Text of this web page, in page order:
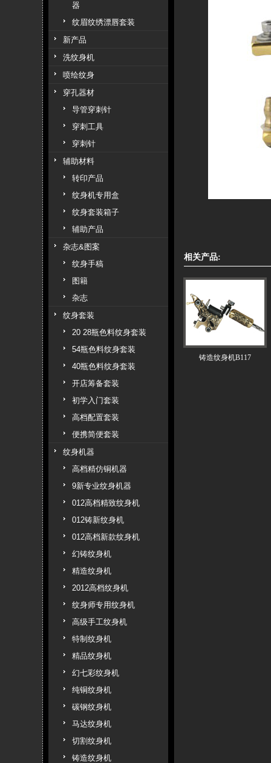
器
纹眉纹绣漂唇套装
新产品
洗纹身机
喷绘纹身
穿孔器材
导管穿刺针
穿刺工具
穿刺针
辅助材料
转印产品
纹身机专用盒
纹身套装箱子
辅助产品
杂志&图案
纹身手稿
图籍
杂志
纹身套装
20 28瓶色料纹身套装
54瓶色料纹身套装
40瓶色料纹身套装
开店筹备套装
初学入门套装
高档配置套装
便携简便套装
纹身机器
高档精仿铜机器
9新专业纹身机器
012高档精致纹身机
012铸新纹身机
012高档新款纹身机
幻铸纹身机
精造纹身机
2012高档纹身机
纹身师专用纹身机
高级手工纹身机
特制纹身机
精品纹身机
幻七彩纹身机
纯铜纹身机
碳钢纹身机
马达纹身机
切割纹身机
铸造纹身机
相关产品:
铸造纹身机B117